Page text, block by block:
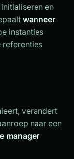
en
wanneer
instanties
referenties
verandert
naar een
manager